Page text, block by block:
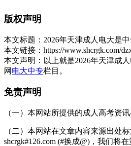
天津成人电大本身不是中专学历，而是
与项目。
展开全文
版权声明
本文标题： 2026年天津成人电大是
本文链接： https://www.shcrgk.com/
本文声明： 以上就是2026年天津成
网 电大中专栏目。
免责声明
（一）本网站所提供的成人高考资
（二）本网站在文章内容来源出处
shcrgk#126.com (#换成@)，我们将